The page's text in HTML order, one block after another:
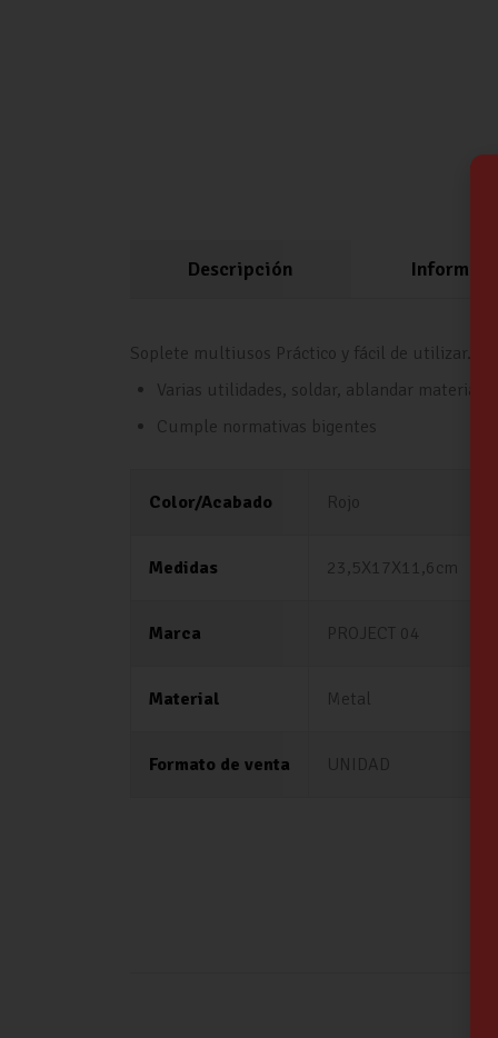
Descripción
Soplete multiusos Práctico y fácil de utilizar.
Varias utilidades, soldar, ablandar materiales,
Cumple normativas bigentes
Color/Acabado Rojo
Medidas 23,5X17X11,6cm
Marca PROJECT 04
Material Metal
Formato de venta UNIDAD